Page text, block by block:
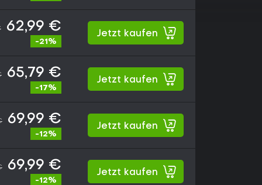
62,99 €
-21%
Jetzt kaufen
65,79 €
-17%
Jetzt kaufen
69,99 €
-12%
Jetzt kaufen
69,99 €
-12%
Jetzt kaufen